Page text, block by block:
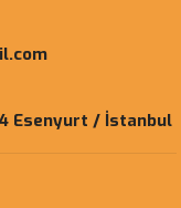
Esenyurt / İstanbul